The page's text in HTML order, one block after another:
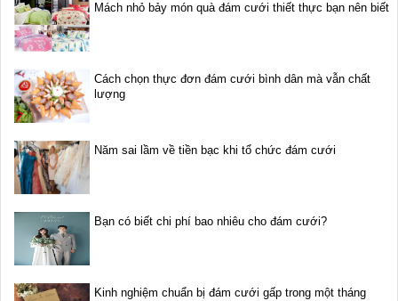
Mách nhỏ bảy món quà đám cưới thiết thực bạn nên biết
Cách chọn thực đơn đám cưới bình dân mà vẫn chất
lượng
Năm sai lầm về tiền bạc khi tổ chức đám cưới
Bạn có biết chi phí bao nhiêu cho đám cưới?
Kinh nghiệm chuẩn bị đám cưới gấp trong một tháng